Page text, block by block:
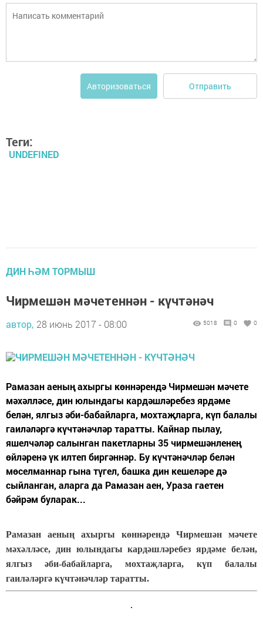
Авторизоваться Отправить
Теги:
UNDEFINED
ДИН ҺӘМ ТОРМЫШ
Чирмешән мәчетеннән - күчтәнәч
автор, 28 июнь 2017 - 08:00 5018 0 0
Рамазан аеның ахыргы көннәрендә Чирмешән мәчете
мәхәлләсе, дин юлындагы кардәшләребез ярдәме
белән, ялгыз әби-бабайларга, мохтаҗларга, күп балалы
гаиләләргә күчтәнәчләр таратты. Кайнар пылау,
яшелчәләр салынган пакетларны 35 чирмешәнленең
өйләренә үк илтеп биргәннәр. Бу күчтәнәчләр белән
мөселманнар гына түгел, башка дин кешеләре дә
сыйланган, аларга да Рамазан аен, Ураза гаетен
бәйрәм буларак...
Рамазан аеның ахыргы көннәрендә Чирмешән мәчете
мәхәлләсе, дин юлындагы кардәшләребез ярдәме белән,
ялгыз әби-бабайларга, мохтаҗларга, күп балалы
гаиләләргә күчтәнәчләр таратты.